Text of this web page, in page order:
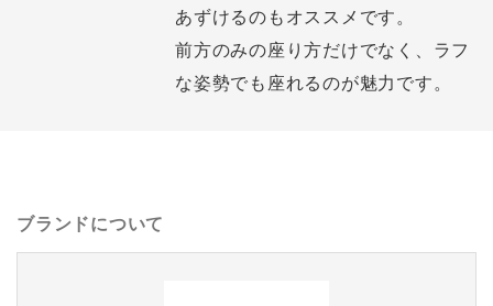
あずけるのもオススメです。
前方のみの座り方だけでなく、ラフ
な姿勢でも座れるのが魅力です。
ブランドについて